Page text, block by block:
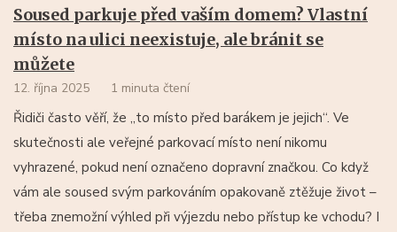
Soused parkuje před vaším domem? Vlastní
místo na ulici neexistuje, ale bránit se
můžete
12. října 2025 1 minuta čtení
Řidiči často věří, že „to místo před barákem je jejich“. Ve
skutečnosti ale veřejné parkovací místo není nikomu
vyhrazené, pokud není označeno dopravní značkou. Co když
vám ale soused svým parkováním opakovaně ztěžuje život –
třeba znemožní výhled při výjezdu nebo přístup ke vchodu? I